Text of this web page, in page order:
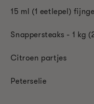
15 ml (1 eetlepel)
Snappersteaks - 1 kg
Citroen partjes
Peterselie